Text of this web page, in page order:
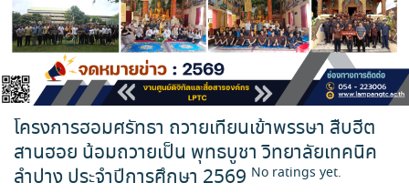
โครงการฮอมศรัทธา ถวายเทียนเข้าพรรษา สืบฮีต
สานฮอย น้อมถวายเป็น พุทธบูชา วิทยาลัยเทคนิค
ลำปาง ประจำปีการศึกษา 2569 No ratings yet.